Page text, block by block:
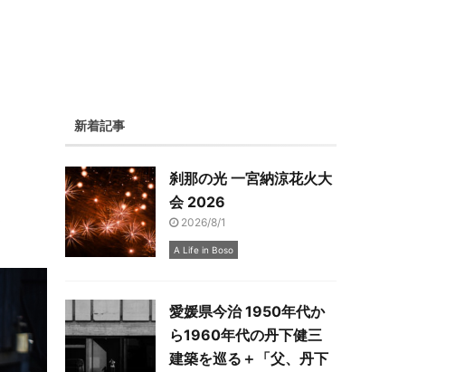
新着記事
刹那の光 一宮納涼花火大
会 2026
2026/8/1
A Life in Boso
愛媛県今治 1950年代か
ら1960年代の丹下健三
建築を巡る＋「父、丹下